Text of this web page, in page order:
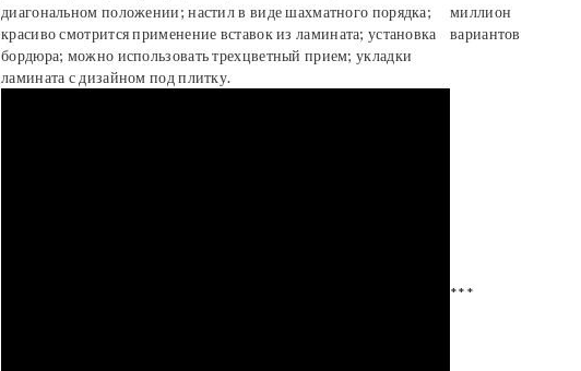
диагональном положении; настил в виде шахматного порядка;
красиво смотрится применение вставок из ламината; установка
бордюра; можно использовать трехцветный прием; укладки
ламината с дизайном под плитку.
миллион
вариантов
***